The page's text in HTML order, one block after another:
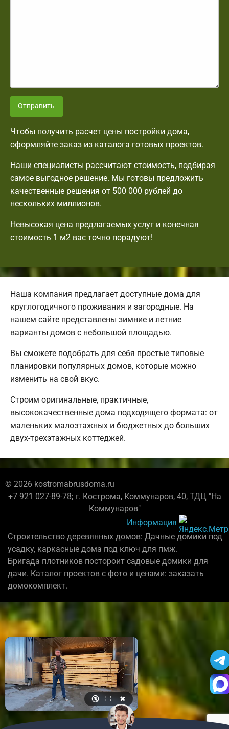
Отправить
Чтобы получить расчет цены постройки дома,
оформляйте заказ из каталога готовых проектов.
Наши специалисты рассчитают стоимость, подбирая
самое выгодное решение. Мы готовы предложить
качественные решения от 500 000 рублей до
нескольких миллионов.
Невысокая цена предлагаемых услуг и конечная
стоимость 1 м2 вас точно порадуют!
Наша компания предлагает доступные дома для
круглогодичного проживания и загородные. На
нашем сайте представлены зимние и летние
варианты домов с небольшой площадью.
Вы сможете подобрать для себя простые типовые
планировки популярных домов, которые можно
изменить на свой вкус.
Строим оригинальные, практичные,
высококачественные дома подходящего формата: от
маленьких малоэтажных и бюджетных до больших
двух-трехэтажных коттеджей.
© 2026 kostromabrusdoma.ru
+7 921 027-89-78; г. Кострома, Коммунаров, 40, ТДЦ "На
Коммунаров"
Информация
Строительство деревянных домов: Дачные домики под
усадку, каркасные дома под ключ для пмж.
Бригада плотников постороит садовые домики для
дачи. Каталог проектов с фото и ценами: заказать
домокомплект.
🔇 ⛶ ✖